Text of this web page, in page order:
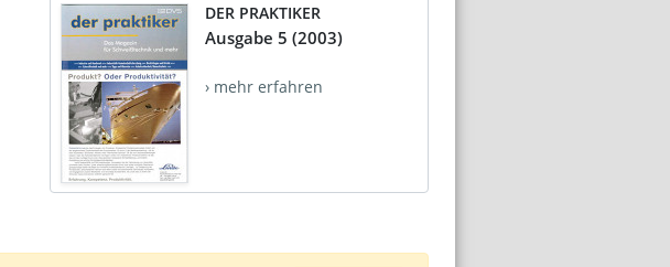
DER PRAKTIKER
Ausgabe 5 (2003)
› mehr erfahren